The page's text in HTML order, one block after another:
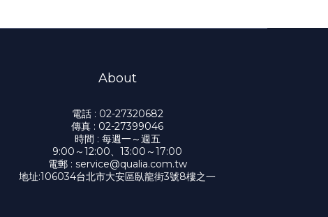
About
電話 : 02-27320682
傳真 : 02-27399046
時間 : 每週一～週五
9:00～12:00、13:00～17:00
電郵 : service@qualia.com.tw
地址:106034台北市大安區臥龍街3號8樓之一